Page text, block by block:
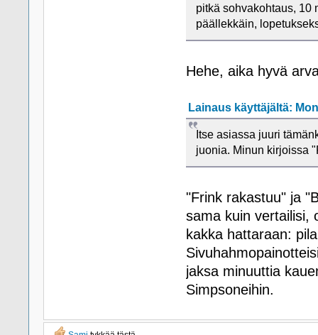
pitkä sohvakohtaus, 10
päällekkäin,
Hehe, aika hyvä
Lainaus käyttäjältä:
Itse asiassa juuri
juonia. Minun kirjoissa
"Frink rakastuu" ja
sama kuin vertailisi,
kakka hattaraan:
jaksa minuuttia
Simpsoneihin.